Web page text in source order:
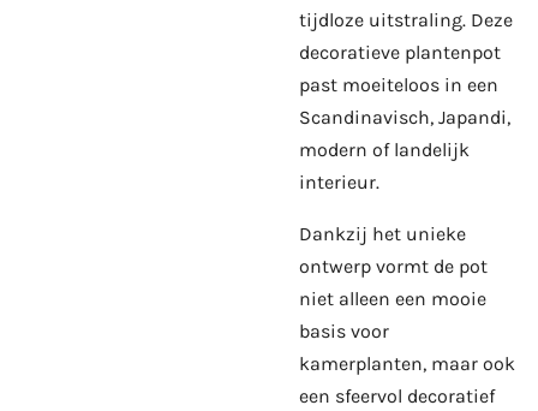
tijdloze uitstraling. Deze
decoratieve plantenpot
past moeiteloos in een
Scandinavisch, Japandi,
modern of landelijk
interieur.
Dankzij het unieke
ontwerp vormt de pot
niet alleen een mooie
basis voor
kamerplanten, maar ook
een sfeervol decoratief